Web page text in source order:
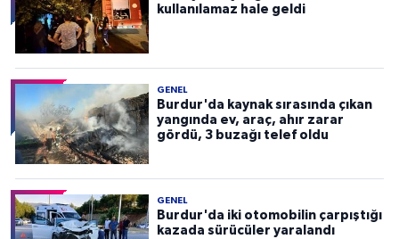
kullanılamaz hale geldi
GENEL
Burdur'da kaynak sırasında çıkan
yangında ev, araç, ahır zarar
gördü, 3 buzağı telef oldu
GENEL
Burdur'da iki otomobilin çarpıştığı
kazada sürücüler yaralandı